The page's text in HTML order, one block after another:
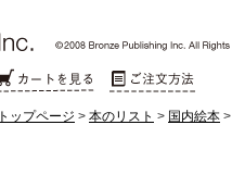
トップページ > 本のリスト > 国内絵本 >